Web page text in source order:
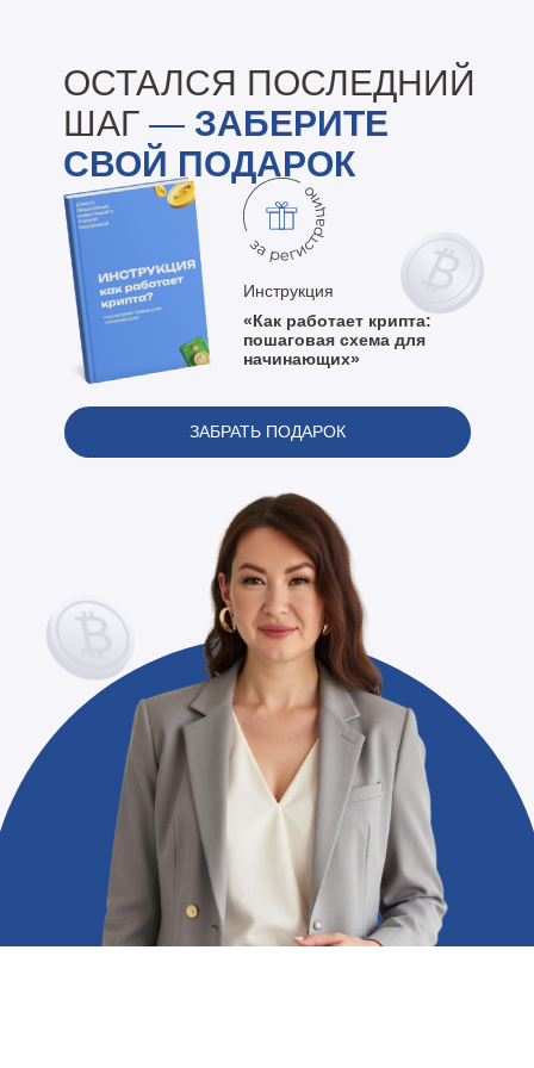
ОСТАЛСЯ ПОСЛЕДНИЙ
ШАГ — ЗАБЕРИТЕ
СВОЙ ПОДАРОК
«Как работает крипта:
пошаговая схема для
начинающих»
Инструкция
ЗАБРАТЬ ПОДАРОК